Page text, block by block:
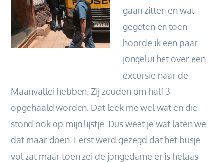
gaan zitten en wat
gegeten en toen
hoorde ik een paar
jongelui het over een
excursie naar de
Maanvallei hebben. Zij zouden om half 3
opgehaald worden. Dat leek me wel wat en die
stond ook op mijn lijstje. Dus weet je wat laten we
dat maar doen. Eerst werd gezegd dat het busje
vol zat maar toen zei de jongedame er is helaas